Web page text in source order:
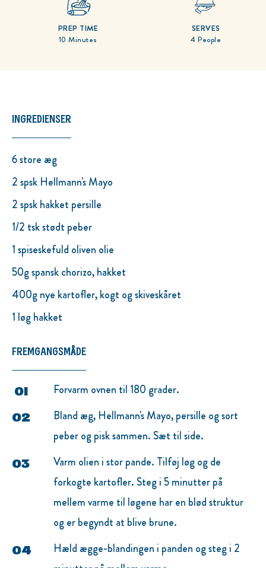
10 Minutes
PREP TIME
4 People
SERVES
INGREDIENSER
6 store æg
2 spsk Hellmann's Mayo
2 spsk hakket persille
1/2 tsk stødt peber
1 spiseskefuld oliven olie
50g spansk chorizo, hakket
400g nye kartofler, kogt og skiveskåret
1 løg hakket
FREMGANGSMÅDE
Forvarm ovnen til 180 grader.
Bland æg, Hellmann's Mayo, persille og sort
peber og pisk sammen. Sæt til side.
Varm olien i stor pande. Tilføj løg og de
forkogte kartofler. Steg i 5 minutter på
mellem varme til løgene har en blød struktur
og er begyndt at blive brune.
Hæld ægge-blandingen i panden og steg i 2